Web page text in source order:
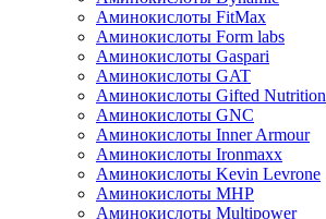
Аминокислоты FitMax
Аминокислоты Form labs
Аминокислоты Gaspari
Аминокислоты GAT
Аминокислоты Gifted Nutrition
Аминокислоты GNC
Аминокислоты Inner Armour
Аминокислоты Ironmaxx
Аминокислоты Kevin Levrone
Аминокислоты MHP
Аминокислоты Multipower